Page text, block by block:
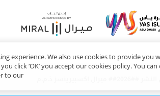
experience. We also use cookies to provide you
click ‘OK’ you accept our cookies policy. You
to our